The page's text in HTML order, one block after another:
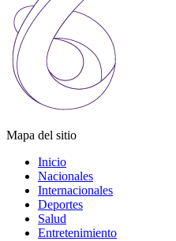
Mapa del sitio
Inicio
Nacionales
Internacionales
Deportes
Salud
Entretenimiento